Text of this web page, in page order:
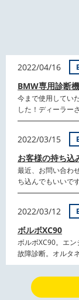
2022/04/16
BMW専用診断
今まで使用してい
した！ディーラー
2022/03/15
お客様の持ち込
最近、お問い合わ
ち込んでもいいで
2022/03/12
ボルボXC90
ボルボXC90。エ
故障診断。オルタ